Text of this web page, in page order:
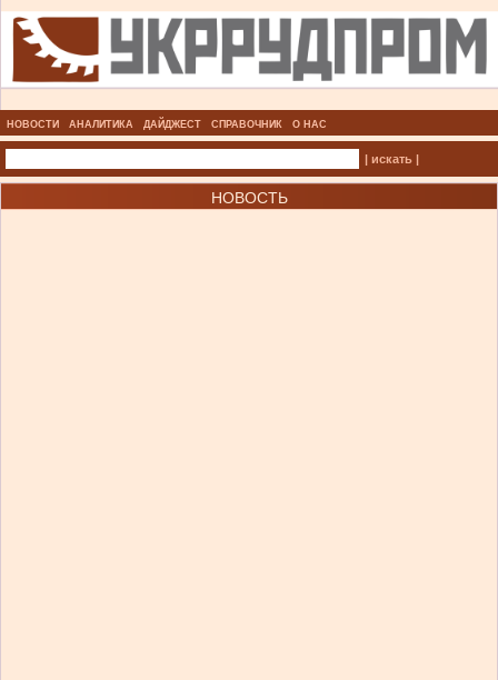
НОВОСТИ АНАЛИТИКА ДАЙДЖЕСТ СПРАВОЧНИК О НАС
| искать |
НОВОСТЬ